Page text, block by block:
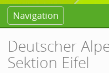
Navigation
Deutscher
Sektion Eifel